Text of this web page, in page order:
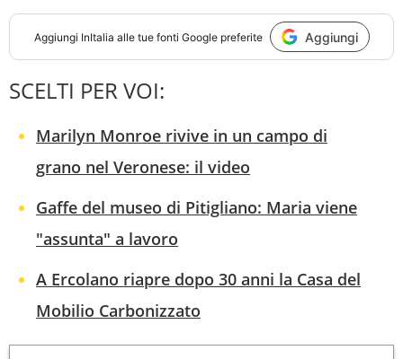
Aggiungi InItalia alle tue fonti Google preferite Aggiungi
SCELTI PER VOI:
Marilyn Monroe rivive in un campo di
grano nel Veronese: il video
Gaffe del museo di Pitigliano: Maria viene
"assunta" a lavoro
A Ercolano riapre dopo 30 anni la Casa del
Mobilio Carbonizzato